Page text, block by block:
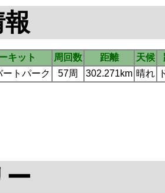
キット 周回数 距離 天候
ートパーク 57周 302.271km 晴れ